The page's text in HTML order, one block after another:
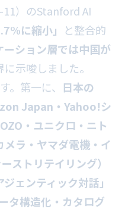
）のStanford AI
に縮小」
と整合的
ション層では中国が
に示唆しました。
。第一に、
日本の
Japan・Yahoo!シ
・ユニクロ・ニト
ラ・ヤマダ電機・イ
ストリテイリング）
ェンティック対話」
タ構造化・カタログ